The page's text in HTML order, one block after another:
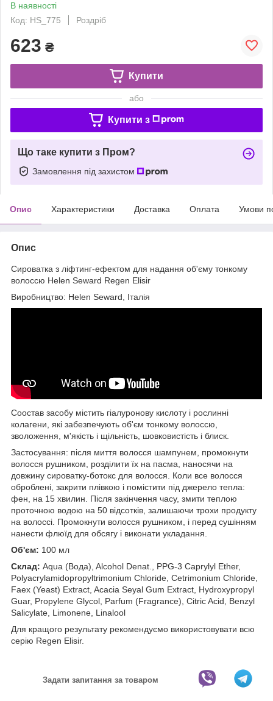
В наявності
Код: HS_775
Роздріб
623 ₴
Купити
або
Купити з
Що таке купити з Пром?
Замовлення під захистом
Опис Характеристики Доставка Оплата Умови
Опис
Сироватка з ліфтинг-ефектом для надання об'єму тонкому
волоссю Helen Seward Regen Elisir
Виробництво: Helen Seward, Італія
Соостав засобу містить гіалуронову кислоту і рослинні
колагени, які забезпечують об'єм тонкому волоссю,
зволоження, м'якість і щільність, шовковистість і блиск.
Застосування: після миття волосся шампунем, промокнути
волосся рушником, розділити їх на пасма, наносячи на
довжину сироватку-ботокс для волосся. Коли все волосся
оброблені, закрити плівкою і помістити під джерело тепла:
фен, на 15 хвилин. Після закінчення часу, змити теплою
проточною водою на 50 відсотків, залишаючи трохи продукту
на волоссі. Промокнути волосся рушником, і перед сушінням
нанести флюїд для обсягу і виконати укладання.
Об'єм: 100 мл
Склад: Aqua (Вода), Alcohol Denat., PPG-3 Caprylyl Ether,
Polyacrylamidopropyltrimonium Chloride, Cetrimonium Chloride,
Faex (Yeast) Extract, Acacia Seyal Gum Extract, Hydroxypropyl
Guar, Propylene Glycol, Parfum (Fragrance), Citric Acid, Benzyl
Salicylate, Limonene, Linalool
Для кращого результату рекомендуємо використовувати всю
серію Regen Elisir.
Задати запитання за товаром